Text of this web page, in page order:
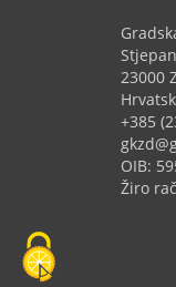
23000
+385
OIB:
Žiro